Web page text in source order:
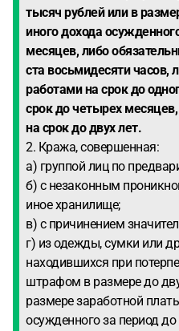
тысяч рублей или в
иного дохода
месяцев, либо
ста восьмидесяти часов,
работами на срок до
срок до четырех
на срок до двух лет.
2. Кража, совершенная:
а) группой лиц по
б) с незаконным
иное хранилище;
в) с причинением
г) из одежды, сумки или
находившихся при
штрафом в размере до
размере заработной
осужденного за период